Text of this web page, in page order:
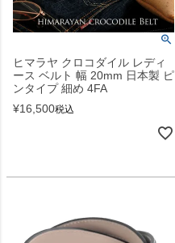
ヒマラヤ クロコダイル レディ
ース ベルト 幅 20mm 日本製 ピ
ンタイプ 細め 4FA
¥16,500税込